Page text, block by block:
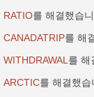
RATIO를 해결했습
CANADATRIP를 해
WITHDRAWAL를 해
ARCTIC를 해결했습